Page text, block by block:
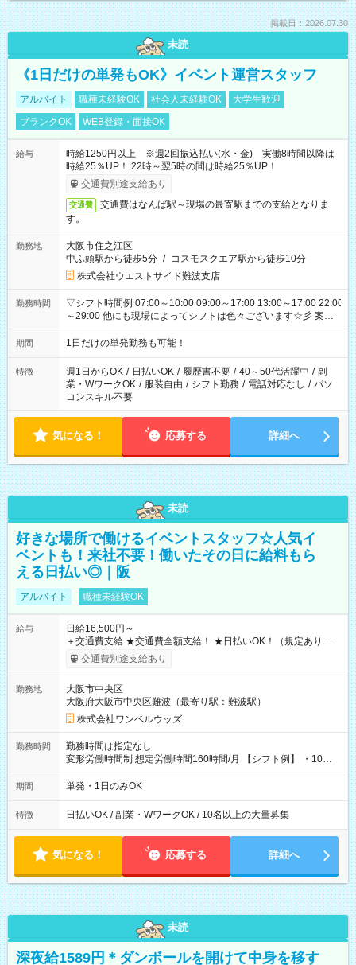
掲載日：2026.07.30
未読
《1日だけの単発もOK》イベント運営スタッフ
アルバイト 職種未経験OK 社会人未経験OK
大学生歓迎
ブランクOK
WEB登録・面接OK
給与
時給1250円以上 ※週2回振込払い(水・金) 実働8時間以降は
時給25％UP！ 22時～翌5時の間は時給25％UP！
交通費別途支給あり
交通費
交通費はなんば駅～現場の最寄駅までの支給となりま
す。
勤務地
大阪市住之江区
中ふ頭駅から徒歩5分 / コスモスクエア駅から徒歩10分
株式会社ウエストサイド難波支店
勤務時間
▽シフト時間例 07:00～10:00 09:00～17:00 13:00～17:00 22:00
～29:00 他にも現場によってシフトは色々ございます☆彡 案件
次第では午前中で終わるお仕事も...！
期間 1日だけの単発勤務も可能！
特徴 週1日からOK / 日払いOK / 履歴書不要 / 40～50代活躍中 / 副
業・WワークOK / 服装自由 / シフト勤務 / 電話対応なし / パソ
コンスキル不要
気になる！ 応募する 詳細へ
未読
好きな場所で働けるイベントスタッフ☆人気イ
ベントも！来社不要！働いたその日に給料もら
える日払い◎｜阪
アルバイト 職種未経験OK
給与
日給16,500円～
＋交通費支給 ★交通費全額支給！ ★日払いOK！（規定あり） ┗
働いたその日に現金GET♪ お仕事後はコンビニATMから 日払
交通費別途支給あり
勤務地
大阪市中央区
大阪府大阪市中央区難波（最寄り駅：難波駅）
株式会社ワンベルウッズ
勤務時間
勤務時間は指定なし
変形労働時間制 想定労働時間160時間/月 【シフト例】 ・10：
00～20：00
期間 単発・1日のみOK
特徴 日払いOK / 副業・WワークOK / 10名以上の大量募集
気になる！ 応募する 詳細へ
未読
深夜給1589円＊ダンボールを開けて中身を移す